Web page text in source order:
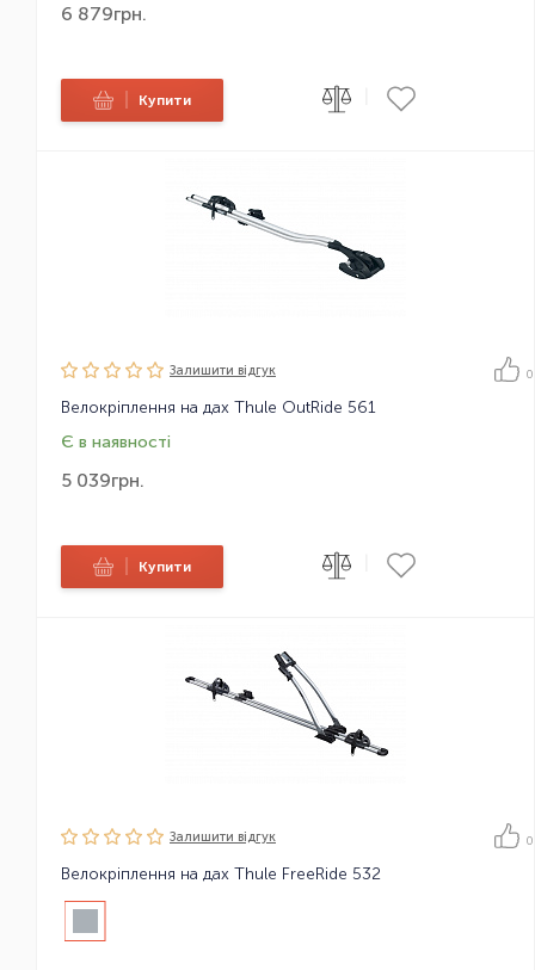
6 879грн.
Купити
Залишити вiдгук 0
Велокріплення на дах Thule OutRide 561
Є в наявності
5 039грн.
Купити
Залишити вiдгук 0
Велокріплення на дах Thule FreeRide 532